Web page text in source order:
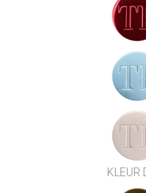
KLEUR